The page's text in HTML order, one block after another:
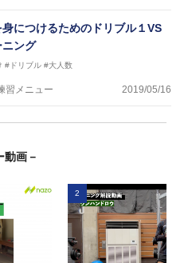
につけるためのドリブル１VS
ニング
#ドリブル #大人数
習メニュー 2019/05/16
動画－
2